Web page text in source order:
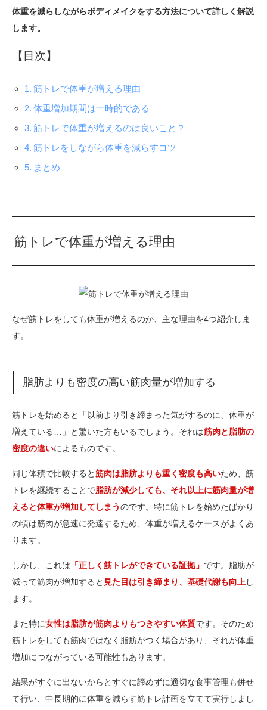
体重を減らしながらボディメイクをする方法について詳しく解説
します。
【目次】
筋トレで体重が増える理由
体重増加期間は一時的である
筋トレで体重が増えるのは良いこと？
筋トレをしながら体重を減らすコツ
まとめ
筋トレで体重が増える理由
なぜ筋トレをしても体重が増えるのか、主な理由を4つ紹介しま
す。
脂肪よりも密度の高い筋肉量が増加する
筋トレを始めると「以前より引き締まった気がするのに、体重が
増えている…」と驚いた方もいるでしょう。それは筋肉と脂肪の
密度の違いによるものです。
同じ体積で比較すると筋肉は脂肪よりも重く密度も高いため、筋
トレを継続することで脂肪が減少しても、それ以上に筋肉量が増
えると体重が増加してしまうのです。特に筋トレを始めたばかり
の頃は筋肉が急速に発達するため、体重が増えるケースがよくあ
ります。
しかし、これは 「正しく筋トレができている証拠」 です。脂肪が
減って筋肉が増加すると 見た目は引き締まり、基礎代謝も向上し
ます。
また特に女性は脂肪が筋肉よりもつきやすい体質です。そのため
筋トレをしても筋肉ではなく脂肪がつく場合があり、それが体重
増加につながっている可能性もあります。
結果がすぐに出ないからとすぐに諦めずに適切な食事管理も併せ
て行い、中長期的に体重を減らす筋トレ計画を立てて実行しまし